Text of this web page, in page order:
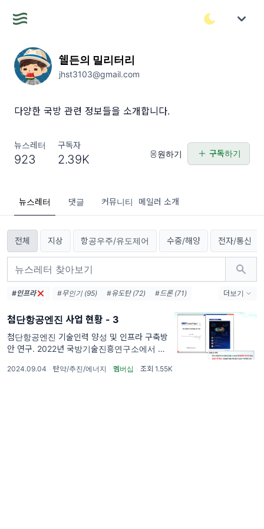
쉘든의 밀리터리
jhst3103@gmail.com
다양한 국방 관련 정보들을 소개합니다.
뉴스레터
923
구독자
2.39K 응원하기 구독하기
뉴스레터 댓글 커뮤니티 메일러 소개
전체 지상 항공우주/유도제어 수중/해양 전자/통신
#인프라 #무인기 (95) #유도탄 (72)
#드론 (71)
#보도자료 (54)
#LIG넥스원 (54)
#엔진 (54)
#한국항공우주산업 (49)
#레이다 (45)
#요격 (42)
#AESA (38)
#국방과학연구소 (37)
#터보팬 (36)
더보기
첨단항공엔진 사업 현황 - 3
첨단항공엔진 기술인력 양성 및 인프라 구축방
안 연구. 2022년 국방기술진흥연구소에서 발
방기술진흥연구소 이슈페이퍼,
2024.09.04 · 탄약/추진/에너지 · 멤버십 · 조회 1.55K